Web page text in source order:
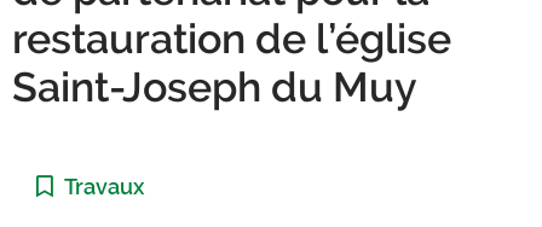
restauration de l’église
Saint-Joseph du Muy
Catégorie :
Travaux